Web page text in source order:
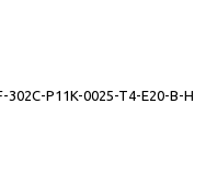
P11K-0025-T4-E20-B-H